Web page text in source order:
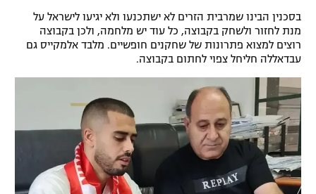
תנאי שימוש
מדיניות פרטיות
תקנון פעילות ספורט 1
רשיון להקרנה פומבית לבית עסק
הצטרפות לחבילת הערוצים
ספורט אתגרי ואקסטרים
אומנויות לחימה
גיימינג E-Sports
בסכנין הבינו שמרבית הזרים לא ישתכנעו ולא יגיעו לישראל על
מנת לחזור ולשחק בקבוצה, כל עוד יש מלחמה, ולכן בקבוצה
רוצים למצוא פתרונות של שחקנים חופשיים. מלבד אלמקייס גם
עבדאללה חליחל צפוי לחתום בקבוצה.